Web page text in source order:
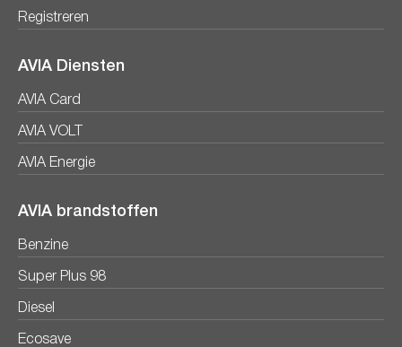
Registreren
AVIA Diensten
AVIA Card
AVIA VOLT
AVIA Energie
AVIA brandstoffen
Benzine
Super Plus 98
Diesel
Ecosave